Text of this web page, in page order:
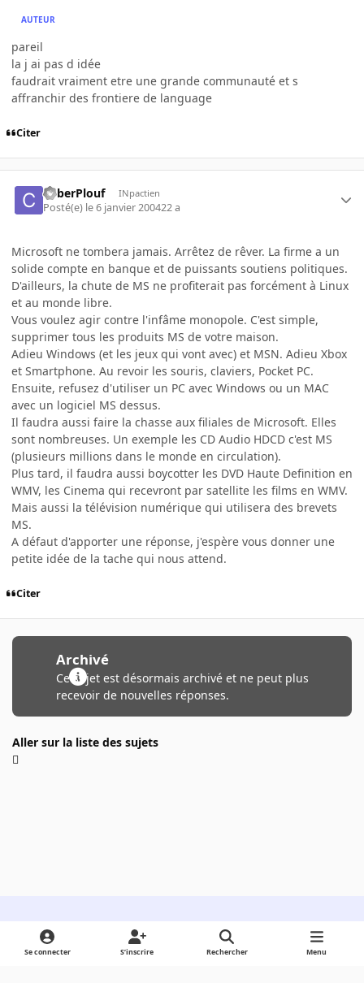
AUTEUR
pareil
la j ai pas d idée
faudrait vraiment etre une grande communauté et s
affranchir des frontiere de language
Citer
CyberPlouf INpactien
Posté(e) le 6 janvier 200422 a
Microsoft ne tombera jamais. Arrêtez de rêver. La firme a un
solide compte en banque et de puissants soutiens politiques.
D'ailleurs, la chute de MS ne profiterait pas forcément à Linux
et au monde libre.
Vous voulez agir contre l'infâme monopole. C'est simple,
supprimer tous les produits MS de votre maison.
Adieu Windows (et les jeux qui vont avec) et MSN. Adieu Xbox
et Smartphone. Au revoir les souris, claviers, Pocket PC.
Ensuite, refusez d'utiliser un PC avec Windows ou un MAC
avec un logiciel MS dessus.
Il faudra aussi faire la chasse aux filiales de Microsoft. Elles
sont nombreuses. Un exemple les CD Audio HDCD c'est MS
(plusieurs millions dans le monde en circulation).
Plus tard, il faudra aussi boycotter les DVD Haute Definition en
WMV, les Cinema qui recevront par satellite les films en WMV.
Mais aussi la télévision numérique qui utilisera des brevets
MS.
A défaut d'apporter une réponse, j'espère vous donner une
petite idée de la tache qui nous attend.
Citer
Archivé
Ce sujet est désormais archivé et ne peut plus
recevoir de nouvelles réponses.
Aller sur la liste des sujets
Light ModeDark ModeSystem Preference
Se connecter S’inscrire Rechercher Menu